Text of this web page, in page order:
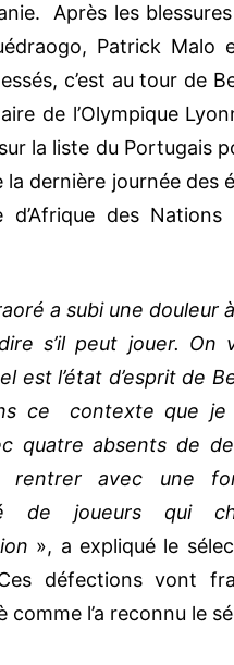
Après les
Patrick Malo
c’est au tour de
de l’Olympique
la liste du Portugais
la dernière journée des
d’Afrique des
a subi une douleur
s’il peut jouer. On
est l’état d’esprit de
ce contexte que je
quatre absents de
rentrer avec une
de joueurs qui
», a expliqué le
défections vont
comme l’a reconnu le